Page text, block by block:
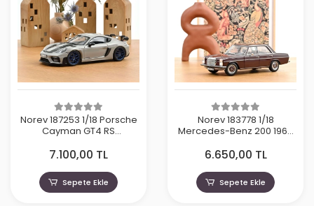
Norev 187253 1/18 Porsche
Cayman GT4 RS
Chalk
7.100,00 TL
Sepete Ekle
Norev 183778 1/18
Mercedes-Benz 200 1968
6.650,00 TL
Sepete Ekle